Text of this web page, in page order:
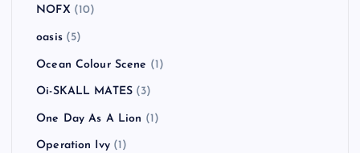
NOFX (10)
oasis(5)
Ocean Colour Scene (1)
Oi-SKALL MATES (3)
One Day As A Lion (1)
Operation Ivy(1)